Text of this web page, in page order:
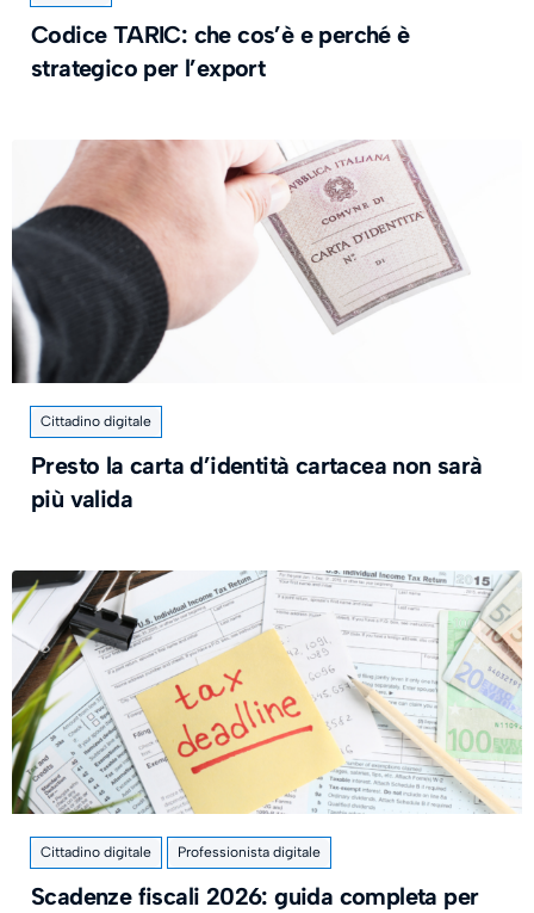
Codice TARIC: che cos’è e perché è
strategico per l’export
Cittadino digitale
Presto la carta d’identità cartacea non sarà
più valida
Cittadino digitale Professionista digitale
​Scadenze fiscali 2026: guida completa per